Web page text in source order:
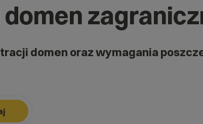
domen oraz wymagania